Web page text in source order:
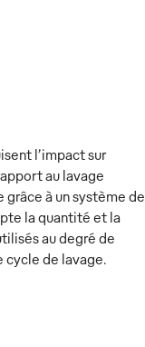
l’impact sur
au lavage
à un système de
la quantité et la
au degré de
cycle de lavage.